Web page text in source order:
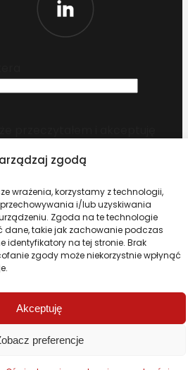
zgodą
wrażenia, korzystamy z technologii,
i/lub uzyskiwania
Zgoda na te technologie
dane, takie jak zachowanie podczas
identyfikatory na tej stronie. Brak
zgody może niekorzystnie wpłynąć
Akceptuję
preferencje
z serwisu
by Foxstudio.eu
góry